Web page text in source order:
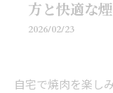
方と快適な
2026/02/23
自宅で焼肉を楽し